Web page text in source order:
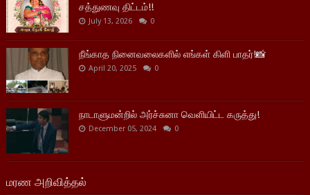
சத்துணவு திட்டம்!!
July 13, 2026 0
நீங்காத நினைவலைகளில் எங்கள் கிளி பாதர்!📸
April 20, 2025 0
நாடாளுமன்றில் அர்ச்சுனா வெளியிட்ட கருத்து!
December 05, 2024 0
மரண அறிவித்தல்